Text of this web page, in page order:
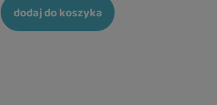
dodaj do koszyka